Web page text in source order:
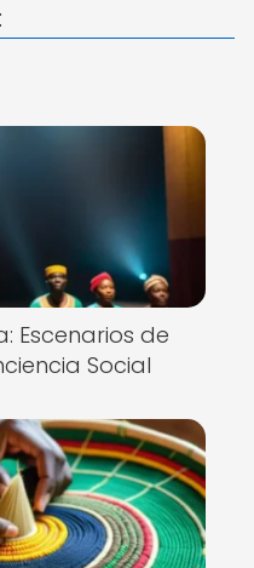
Escenarios de
Social